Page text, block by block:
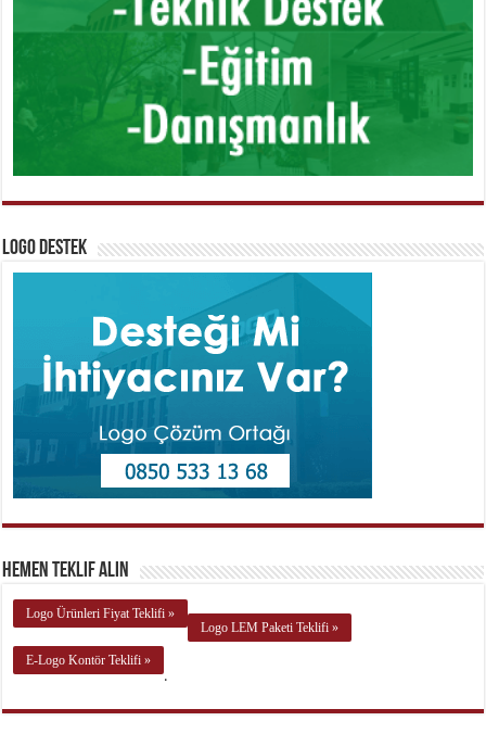
Logo Destek
Hemen Teklif Alın
Logo Ürünleri Fiyat Teklifi »
Logo LEM Paketi Teklifi »
E-Logo Kontör Teklifi »
.